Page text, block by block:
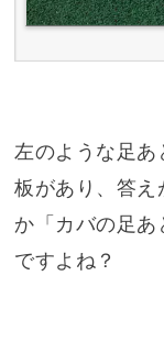
左のような足
板があり、答え
か「カバの足あ
ですよね？